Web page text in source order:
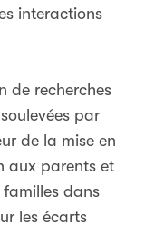
interactions
de recherches
par
de la mise en
aux parents et
dans
les écarts